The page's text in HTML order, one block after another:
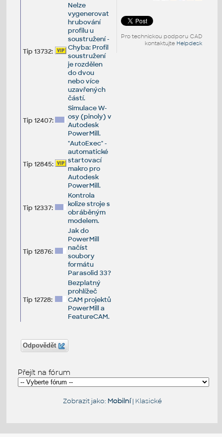
Pro technickou podporu CAD
kontaktujte Helpdesk
Tip 13732:
Nelze
vygenerovat
hrubování
profilu u
soustružení -
Chyba: Profil
soustružení
je rozdělen
do dvou
nebo více
uzavřených
částí.
Tip 12407:
Simulace W-
osy (pinoly) v
Autodesk
PowerMill.
Tip 12845:
"AutoExec" -
automatické
startovací
makro pro
Autodesk
PowerMill.
Tip 12337:
Kontrola
kolize stroje s
obráběným
modelem.
Tip 12876:
Jak do
PowerMill
načíst
soubory
formátu
Parasolid 33?
Tip 12728:
Bezplatný
prohlížeč
CAM projektů
PowerMill a
FeatureCAM.
Odpovědět
Přejít na fórum
Zobrazit jako: Mobilní| Klasické